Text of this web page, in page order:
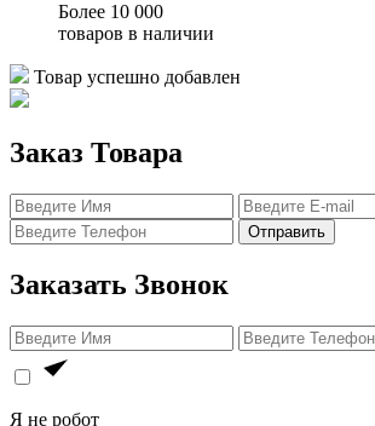
Более 10 000
товаров в наличии
Товар успешно добавлен
Заказ Товара
Отправить
Заказать Звонок
Я не робот